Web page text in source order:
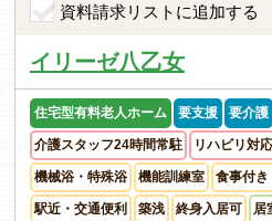
資料請求リストに追加する
イリーゼ八乙女
住宅型有料老人ホーム 要支援 要介護
介護スタッフ24時間常駐 リハビリ対応
機械浴・特殊浴 機能訓練室 食事付き
駅近・交通便利 築浅 終身入居可 居